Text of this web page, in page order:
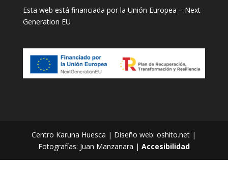
Esta web está financiada por la Unión Europea – Next
Generation EU
Centro Karuna Huesca | Diseño web: oshito.net |
Fotografías: Juan Manzanara | Accesibilidad